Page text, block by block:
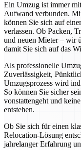
Ein Umzug ist immer
Aufwand verbunden.
können Sie sich auf
verlassen. Ob Packen,
und neuen Mieter – wir
damit Sie sich auf das
Als professionelle
Zuverlässigkeit,
Umzugsprozess wird
So können Sie sicher
vonstattengeht und
entstehen.
Ob Sie sich für einen
Relocation-Lösung
jahrelanger Erfahrung